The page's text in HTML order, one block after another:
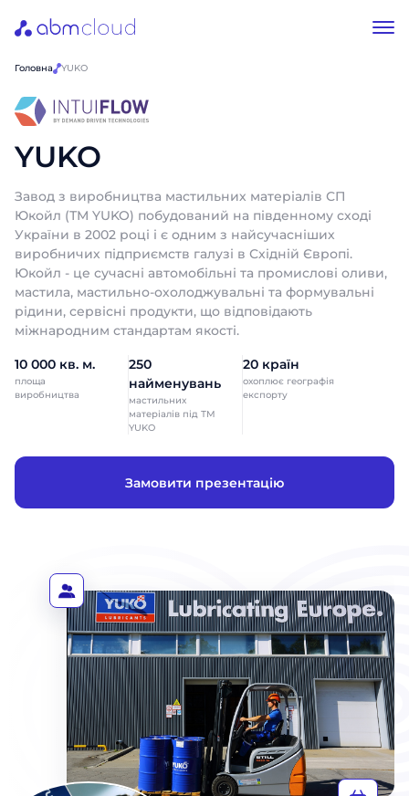
Головна YUKO
YUKO
Завод з виробництва мастильних матеріалів СП
Юкойл (ТМ YUKO) побудований на південному сході
України в 2002 році і є одним з найсучасніших
виробничих підприємств галузі в Східній Європі.
Юкойл - це сучасні автомобільні та промислові оливи,
мастила, мастильно-охолоджувальні та формувальні
рідини, сервісні продукти, що відповідають
міжнародним стандартам якості.
10 000 кв. м.
площа
виробництва
250
найменувань
мастильних
матеріалів під ТМ
YUKO
20 країн
охоплює географія
експорту
Замовити презентацію